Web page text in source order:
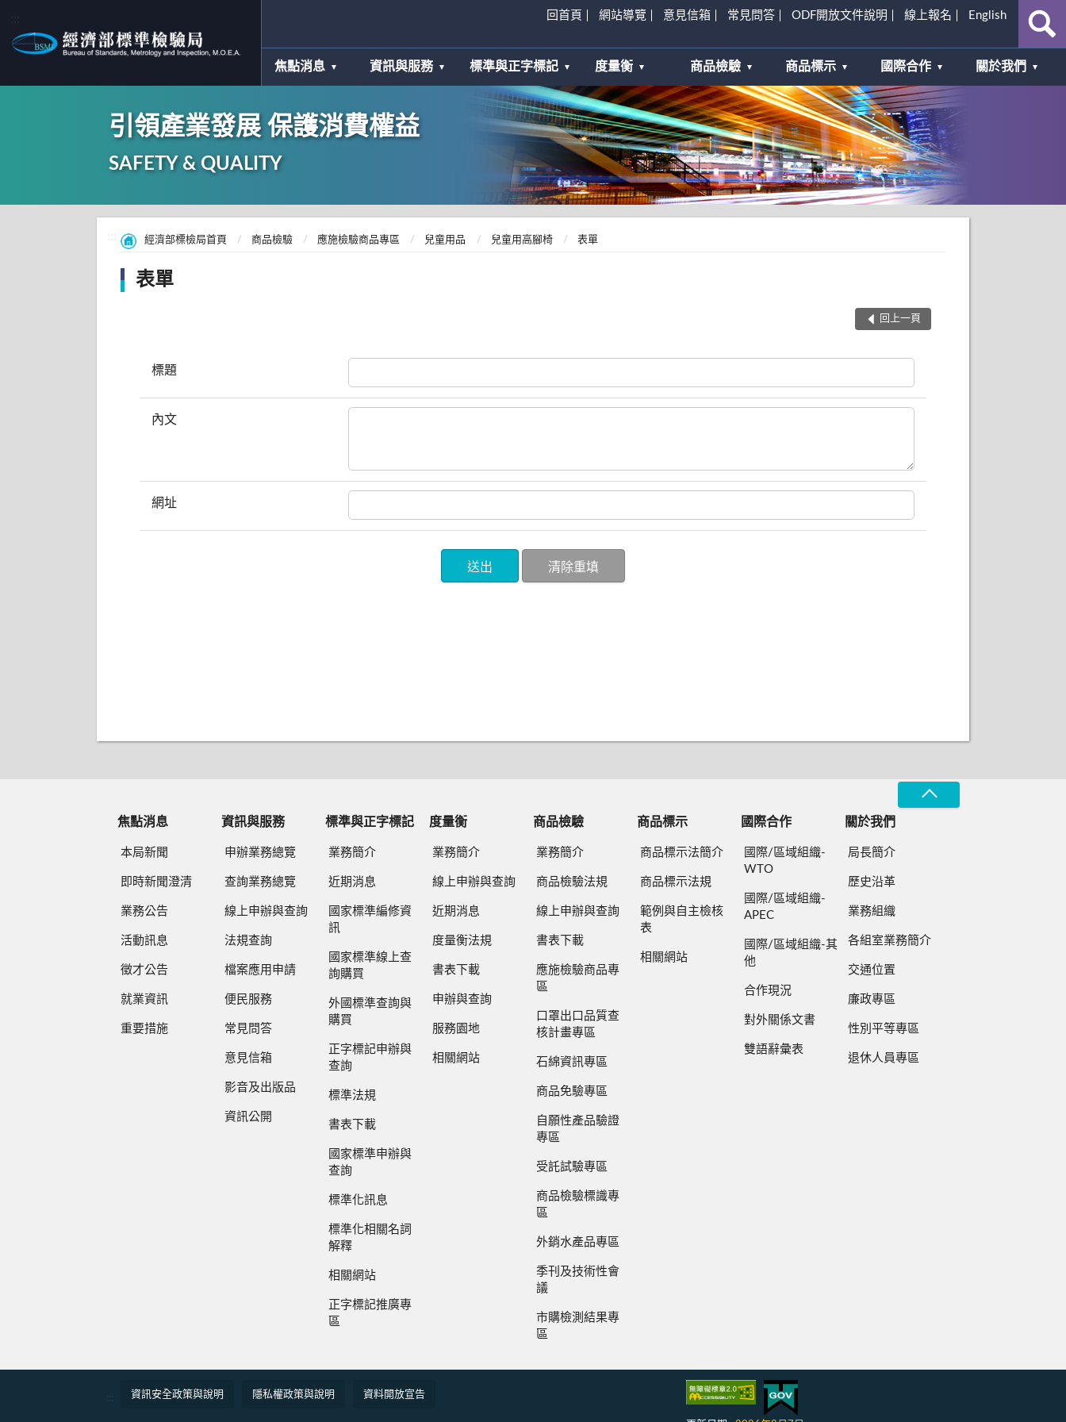
回首頁 網站導覽 意見信箱 常見問答 ODF開放文件說明 線上報名 English
焦點消息 資訊與服務 標準與正字標記 度量衡 商品檢驗 商品標示 國際合作 關於我們
引領產業發展 保護消費權益
SAFETY & QUALITY
經濟部標檢局首頁 商品檢驗 應施檢驗商品專區 兒童用品 兒童用高腳椅 表單
表單
回上一頁
標題
內文
網址
焦點消息
本局新聞
即時新聞澄清
業務公告
活動訊息
徵才公告
就業資訊
重要措施
資訊與服務
申辦業務總覽
查詢業務總覽
線上申辦與查詢
法規查詢
檔案應用申請
便民服務
常見問答
意見信箱
影音及出版品
資訊公開
標準與正字標記
業務簡介
近期消息
國家標準編修資
訊
國家標準線上查
詢購買
外國標準查詢與
購買
正字標記申辦與
查詢
標準法規
書表下載
國家標準申辦與
查詢
標準化訊息
標準化相關名詞
解釋
相關網站
正字標記推廣專
區
度量衡
業務簡介
線上申辦與查詢
近期消息
度量衡法規
書表下載
申辦與查詢
服務園地
相關網站
商品檢驗
業務簡介
商品檢驗法規
線上申辦與查詢
書表下載
應施檢驗商品專
區
口罩出口品質查
核計畫專區
石綿資訊專區
商品免驗專區
自願性產品驗證
專區
受託試驗專區
商品檢驗標識專
區
外銷水產品專區
季刊及技術性會
議
市購檢測結果專
區
商品標示
商品標示法簡介
商品標示法規
範例與自主檢核
表
相關網站
國際合作
國際/區域組織-
WTO
國際/區域組織-
APEC
國際/區域組織-其
他
合作現況
對外關係文書
雙語辭彙表
關於我們
局長簡介
歷史沿革
業務組織
各組室業務簡介
交通位置
廉政專區
性別平等專區
退休人員專區
資訊安全政策與說明 隱私權政策與說明 資料開放宣告